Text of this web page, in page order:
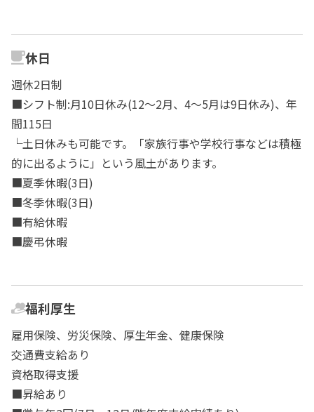
休日
週休2日制
■シフト制:月10日休み(12～2月、4～5月は9日休み)、年
間115日
└土日休みも可能です。「家族行事や学校行事などは積極
的に出るように」という風土があります。
■夏季休暇(3日)
■冬季休暇(3日)
■有給休暇
■慶弔休暇
福利厚生
雇用保険、労災保険、厚生年金、健康保険
交通費支給あり
資格取得支援
■昇給あり